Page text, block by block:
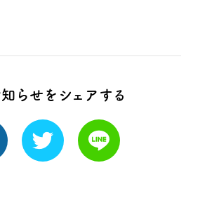
らせをシェアする